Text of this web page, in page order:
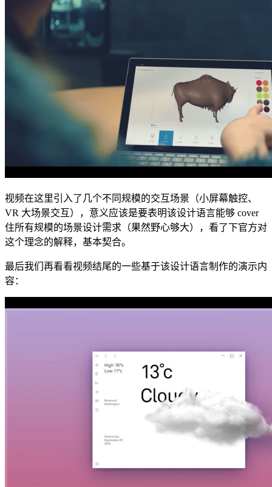
视频在这里引入了几个不同规模的交互场景（小屏幕触控、
VR 大场景交互），意义应该是要表明该设计语言能够 cover
住所有规模的场景设计需求（果然野心够大），看了下官方对
这个理念的解释，基本契合。
最后我们再看看视频结尾的一些基于该设计语言制作的演示内
容：